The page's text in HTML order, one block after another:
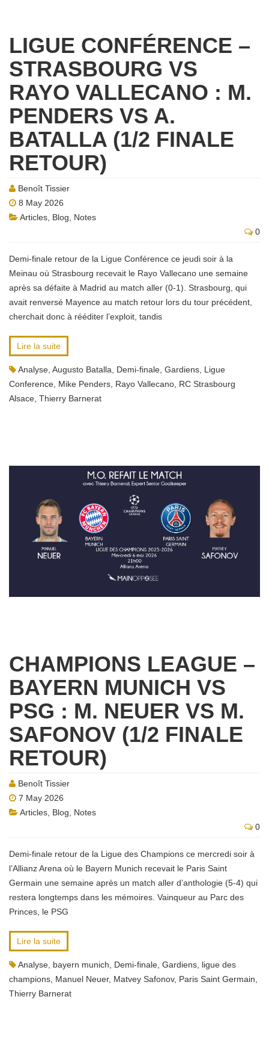
LIGUE CONFÉRENCE –
STRASBOURG VS
RAYO VALLECANO : M.
PENDERS VS A.
BATALLA (1/2 FINALE
RETOUR)
Benoît Tissier
8 May 2026
Articles Blog
Notes
0
Demi-finale retour de la Ligue Conférence ce jeudi soir à la
Meinau où Strasbourg recevait le Rayo Vallecano une semaine
après sa défaite à Madrid au match aller (0-1). Strasbourg, qui
avait renversé Mayence au match retour lors du tour précédent,
cherchait donc à rééditer l’exploit, tandis
Lire la suite
Analyse Augusto Batalla Demi-finale Gardiens Ligue
Conference Mike Penders Rayo Vallecano RC Strasbourg
Alsace Thierry Barnerat
CHAMPIONS LEAGUE –
BAYERN MUNICH VS
PSG : M. NEUER VS M.
SAFONOV (1/2 FINALE
RETOUR)
Benoît Tissier
7 May 2026
Articles Blog
Notes
0
Demi-finale retour de la Ligue des Champions ce mercredi soir à
l’Allianz Arena où le Bayern Munich recevait le Paris Saint
Germain une semaine après un match aller d’anthologie (5-4) qui
restera longtemps dans les mémoires. Vainqueur au Parc des
Princes, le PSG
Lire la suite
Analyse bayern munich Demi-finale Gardiens ligue des
champions Manuel Neuer, Matvey Safonov, Paris Saint Germain
Thierry Barnerat